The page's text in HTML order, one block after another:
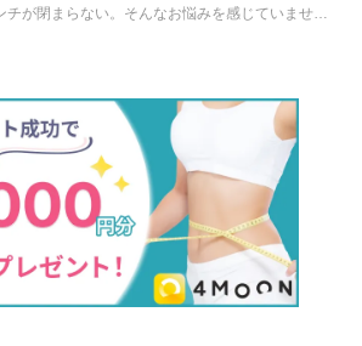
チが閉まらない。そんなお悩みを感じていません
純な動きですが確実に効果が出る、そんな下腹引
トレを一緒にやっていきましょう！